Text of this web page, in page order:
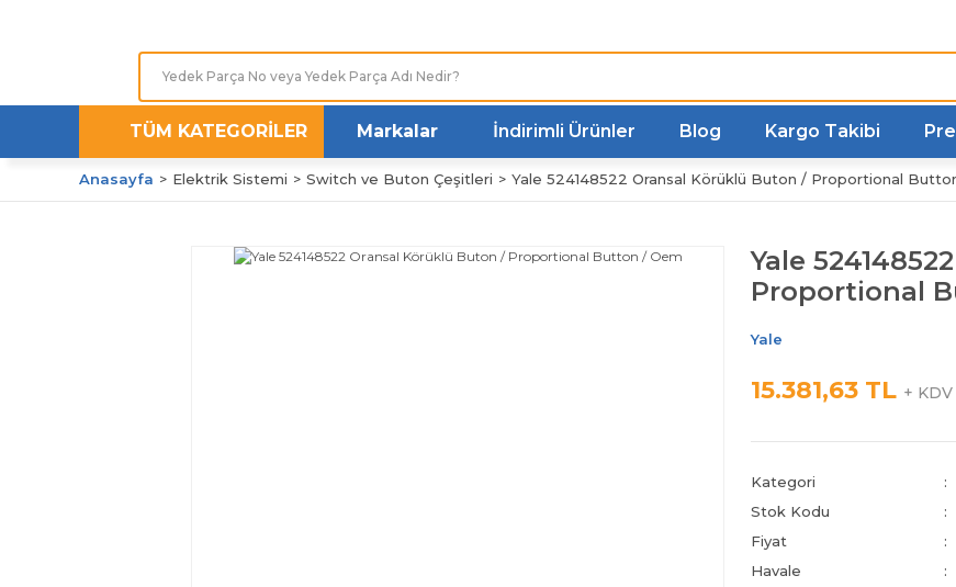
TÜM KATEGORİLER Markalar İndirimli Ürünler Blog Kargo Takibi
Anasayfa Elektrik Sistemi Switch ve Buton Çeşitleri Yale 524148522 Oransal Körüklü Buton / Proportional
Yale
Proportional
Yale
15.381,63 TL + KDV
Kategori
Stok Kodu
Fiyat
Havale